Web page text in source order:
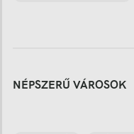
NÉPSZERŰ VÁROSOK